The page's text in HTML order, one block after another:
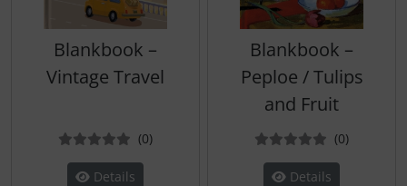
Blankbook –
Vintage Travel
(0Bewertungen
)
Details
Blankbook –
Peploe / Tulips
and Fruit
(0)
Details